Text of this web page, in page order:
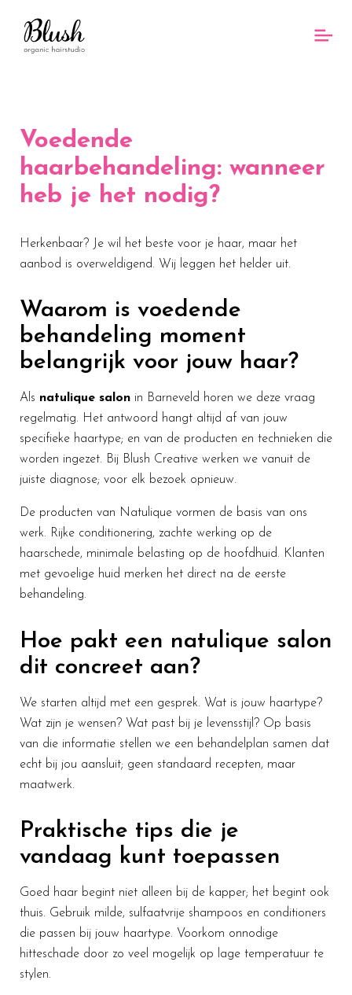
Voedende
haarbehandeling: wanneer
heb je het nodig?
Herkenbaar? Je wil het beste voor je haar, maar het
aanbod is overweldigend. Wij leggen het helder uit.
Waarom is voedende
behandeling moment
belangrijk voor jouw haar?
Als natulique salon in Barneveld horen we deze vraag
regelmatig. Het antwoord hangt altijd af van jouw
specifieke haartype; en van de producten en technieken die
worden ingezet. Bij Blush Creative werken we vanuit de
juiste diagnose; voor elk bezoek opnieuw.
De producten van Natulique vormen de basis van ons
werk. Rijke conditionering, zachte werking op de
haarschede, minimale belasting op de hoofdhuid. Klanten
met gevoelige huid merken het direct na de eerste
behandeling.
Hoe pakt een natulique salon
dit concreet aan?
We starten altijd met een gesprek. Wat is jouw haartype?
Wat zijn je wensen? Wat past bij je levensstijl? Op basis
van die informatie stellen we een behandelplan samen dat
echt bij jou aansluit; geen standaard recepten, maar
maatwerk.
Praktische tips die je
vandaag kunt toepassen
Goed haar begint niet alleen bij de kapper; het begint ook
thuis. Gebruik milde, sulfaatvrije shampoos en conditioners
die passen bij jouw haartype. Voorkom onnodige
hitteschade door zo veel mogelijk op lage temperatuur te
stylen.